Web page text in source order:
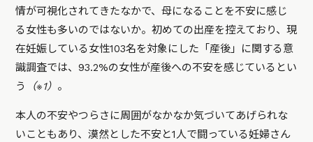
情が可視化されてきたなかで、母になることを不安に感じ
る女性も多いのではないか。初めての出産を控えており、現
在妊娠している女性103名を対象にした「産後」に関する意
識調査では、93.2%の女性が産後への不安を感じているとい
う
（※1） 。
本人の不安やつらさに周囲がなかなか気づいてあげられな
いこともあり、漠然とした不安と1人で闘っている妊婦さん